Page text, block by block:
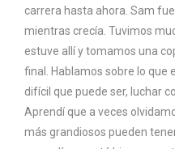
carrera hasta ahora. Sam
mientras crecía. Tuvimos
estuve allí y tomamos una
final. Hablamos sobre lo que
difícil que puede ser, luchar
Aprendí que a veces
más grandiosos pueden